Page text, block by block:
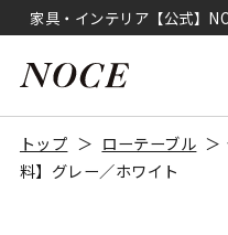
家具・インテリア【公式】
トップ ローテーブル
料】グレー／ホワイト